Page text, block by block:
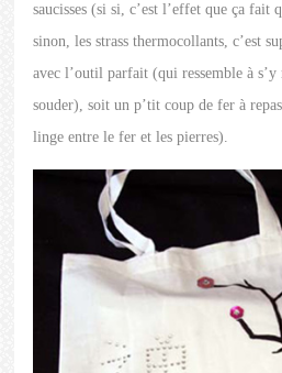
saucisses (si si, c’est l’effet que ça fait
sinon, les strass thermocollants, c’est
avec l’outil parfait (qui ressemble à
souder), soit un p’tit coup de fer à
linge entre le fer et les pierres).